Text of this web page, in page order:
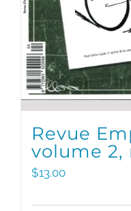
Revue
volume 2,
$13.00